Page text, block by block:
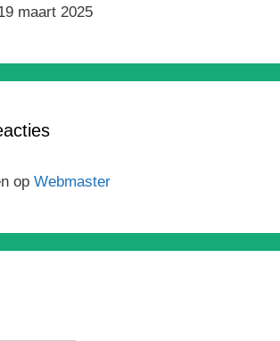
maart 2025
op Webmaster